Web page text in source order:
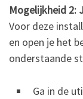
Mogelijkheid 2:
Voor deze
en open je het
onderstaande
Ga in de